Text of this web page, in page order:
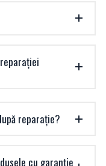
reparație?
cu garanție